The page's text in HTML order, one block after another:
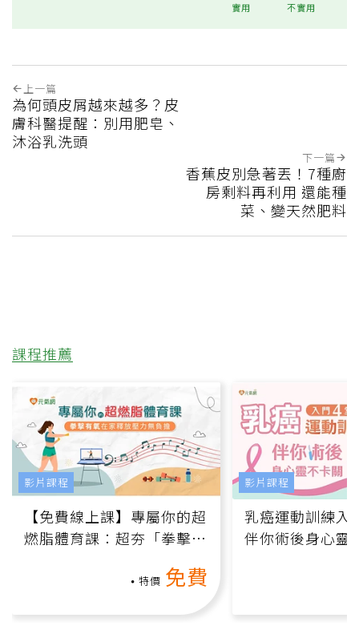
實用 不實用
上一篇
為何頭皮屑越來越多？皮
膚科醫提醒：別用肥皂、
沐浴乳洗頭
下一篇
香蕉皮別急著丟！7種廚
房剩料再利用 還能種
菜、變天然肥料
課程推薦
【免費線上課】專屬你的超
燃脂體育課：超夯「拳擊有
特價 免費
影片課程
乳癌運動訓練入
伴你術後身心靈
影片課程